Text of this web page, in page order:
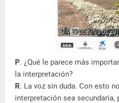
P. ¿Qué le parece más
la interpretación?
R. La voz sin duda. Con esto
interpretación sea secundaria,